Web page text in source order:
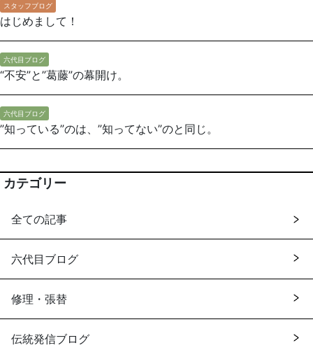
スタッフブログ
はじめまして！
六代目ブログ
“不安”と”葛藤”の幕開け。
六代目ブログ
”知っている”のは、”知ってない”のと同じ。
カテゴリー
全ての記事
六代目ブログ
修理・張替
伝統発信ブログ